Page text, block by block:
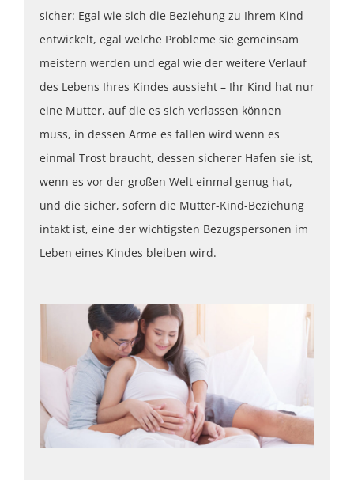
sicher: Egal wie sich die Beziehung zu Ihrem Kind
entwickelt, egal welche Probleme sie gemeinsam
meistern werden und egal wie der weitere Verlauf
des Lebens Ihres Kindes aussieht – Ihr Kind hat nur
eine Mutter, auf die es sich verlassen können
muss, in dessen Arme es fallen wird wenn es
einmal Trost braucht, dessen sicherer Hafen sie ist,
wenn es vor der großen Welt einmal genug hat,
und die sicher, sofern die Mutter-Kind-Beziehung
intakt ist, eine der wichtigsten Bezugspersonen im
Leben eines Kindes bleiben wird.